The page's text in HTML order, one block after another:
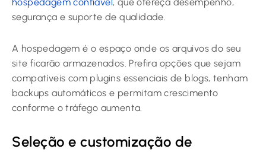
hospedagem confiável , que ofereça desempenho,
segurança e suporte de qualidade.
A hospedagem é o espaço onde os arquivos do seu
site ficarão armazenados. Prefira opções que sejam
compatíveis com plugins essenciais de blogs, tenham
backups automáticos e permitam crescimento
conforme o tráfego aumenta.
Seleção e customização de